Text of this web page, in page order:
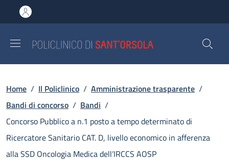
al contenuto principale
to footer content
Briciole di pane
Home / Il Policlinico / Amministrazione trasparente /
Bandi di concorso / Bandi /
Concorso Pubblico a n.1 posto a tempo determinato di
Ricercatore Sanitario CAT. D, livello economico in afferenza
alla SSD Oncologia Medica dell’IRCCS AOSP